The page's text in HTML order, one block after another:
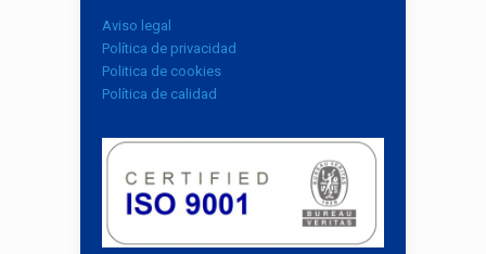
Aviso legal
Política de privacidad
Politica de cookies
Política de calidad